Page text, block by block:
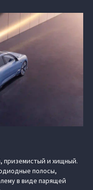
приземистый и хищный.
полосы,
в виде парящей